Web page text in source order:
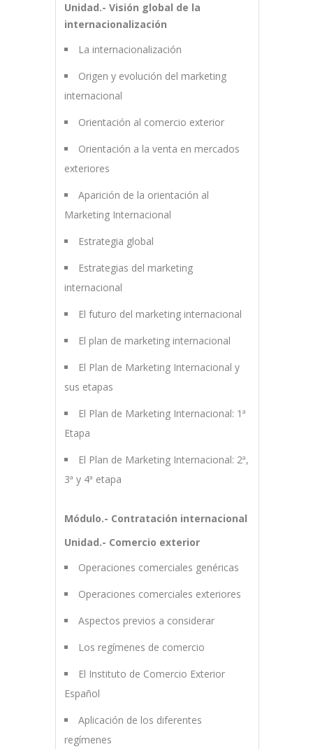
Unidad.- Visión global de la
internacionalización
La internacionalización
Origen y evolución del marketing
internacional
Orientación al comercio exterior
Orientación a la venta en mercados
exteriores
Aparición de la orientación al
Marketing Internacional
Estrategia global
Estrategias del marketing
internacional
El futuro del marketing internacional
El plan de marketing internacional
El Plan de Marketing Internacional y
sus etapas
El Plan de Marketing Internacional: 1ª
Etapa
El Plan de Marketing Internacional: 2ª,
3ª y 4ª etapa
Módulo.- Contratación internacional
Unidad.- Comercio exterior
Operaciones comerciales genéricas
Operaciones comerciales exteriores
Aspectos previos a considerar
Los regímenes de comercio
El Instituto de Comercio Exterior
Español
Aplicación de los diferentes
regímenes